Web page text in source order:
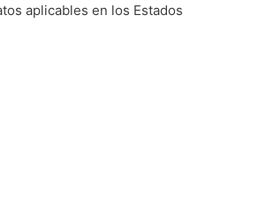
aplicables en los Estados